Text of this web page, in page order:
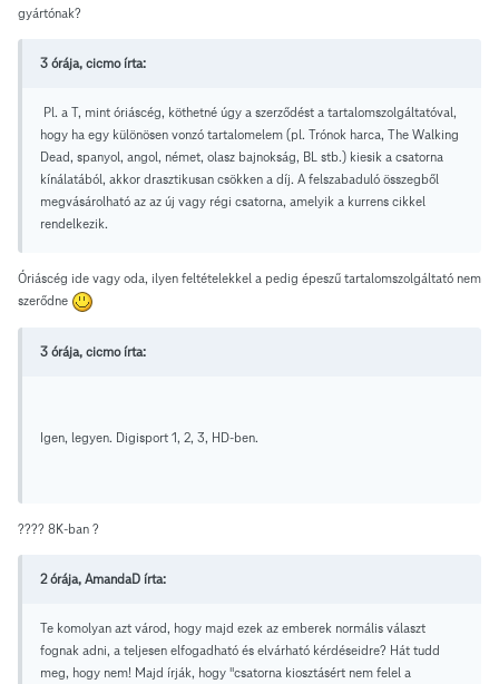
gyártónak?
3 órája, cicmo írta:
Pl. a T, mint óriáscég, köthetné úgy a szerződést a tartalomszolgáltatóval,
hogy ha egy különösen vonzó tartalomelem (pl. Trónok harca, The Walking
Dead, spanyol, angol, német, olasz bajnokság, BL stb.) kiesik a csatorna
kínálatából, akkor drasztikusan csökken a díj. A felszabaduló összegből
megvásárolható az az új vagy régi csatorna, amelyik a kurrens cikkel
rendelkezik.
Óriáscég ide vagy oda, ilyen feltételekkel a pedig épeszű tartalomszolgáltató nem
szerődne
3 órája, cicmo írta:
Igen, legyen. Digisport 1, 2, 3, HD-ben.
???? 8K-ban ?
2 órája, AmandaD írta:
Te komolyan azt várod, hogy majd ezek az emberek normális választ
fognak adni, a teljesen elfogadható és elvárható kérdéseidre? Hát tudd
meg, hogy nem! Majd írják, hogy "csatorna kiosztásért nem felel a